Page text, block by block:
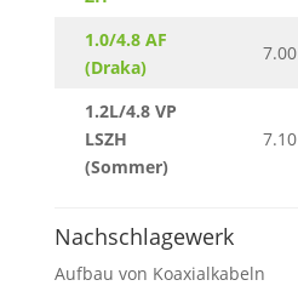
1.0/4.8 AF
(Draka)
7.00
1.2L/4.8 VP
LSZH
(Sommer)
7.10
Nachschlagewerk
Aufbau von Koaxialkabeln